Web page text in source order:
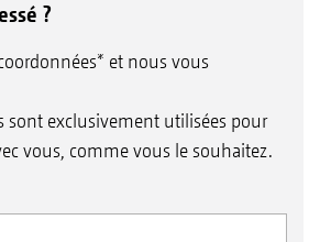
?
et nous vous
sont exclusivement utilisées pour
vous, comme vous le souhaitez.